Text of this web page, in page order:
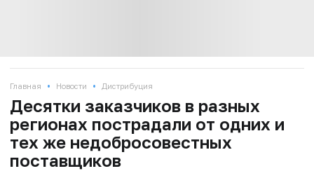
Главная • Новости • Дистрибуция
Десятки заказчиков в разных
регионах пострадали от одних и
тех же недобросовестных
поставщиков